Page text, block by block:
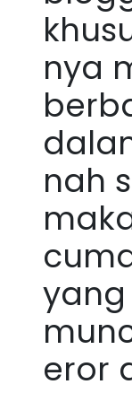
nya
nah
yang
eror